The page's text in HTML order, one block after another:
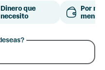
Dinero que
necesito
Por mi